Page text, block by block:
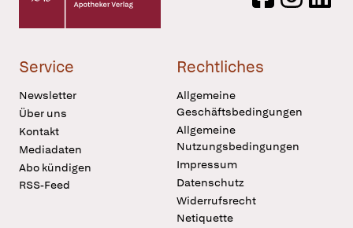
Service
Newsletter
Über uns
Kontakt
Mediadaten
Abo kündigen
RSS-Feed
Rechtliches
Allgemeine
Geschäftsbedingungen
Allgemeine
Nutzungsbedingungen
Impressum
Datenschutz
Widerrufsrecht
Netiquette